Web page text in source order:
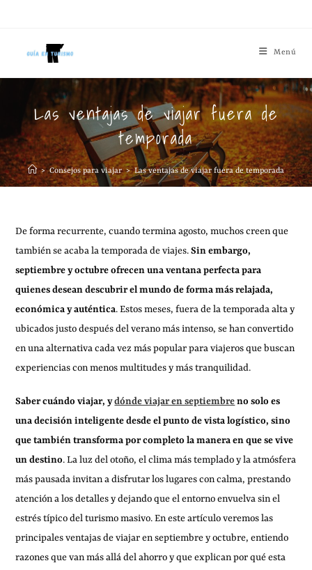
Menú
Las ventajas de viajar fuera de
temporada
> Consejos para viajar > Las ventajas de viajar fuera de temporada
De forma recurrente, cuando termina agosto, muchos creen que
también se acaba la temporada de viajes.Sin embargo,
septiembre y octubre ofrecen una ventana perfecta para
quienes desean descubrir el mundo de forma más relajada,
económica y auténtica. Estos meses, fuera de la temporada alta y
ubicados justo después del verano más intenso, se han convertido
en una alternativa cada vez más popular para viajeros que buscan
experiencias con menos multitudes y más tranquilidad.
Saber cuándo viajar, ydónde viajar en septiembreno solo es
una decisión inteligente desde el punto de vista logístico, sino
que también transforma por completo la manera en que se vive
un destino. La luz del otoño, el clima más templado y la atmósfera
más pausada invitan a disfrutar los lugares con calma, prestando
atención a los detalles y dejando que el entorno envuelva sin el
estrés típico del turismo masivo. En este artículo veremos las
principales ventajas de viajar en septiembre y octubre, entiendo
razones que van más allá del ahorro y que explican por qué esta